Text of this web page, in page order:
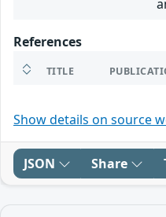
References
TITLE
Show details on source
JSON Share